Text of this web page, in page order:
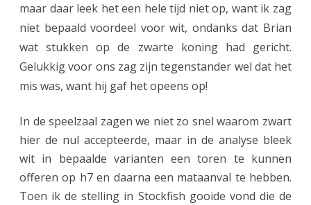
d
e
w
d
s
r
maar daar leek het een hele tijd niet op, want ik zag
niet bepaald voordeel voor wit, ondanks dat Brian
wat stukken op de zwarte koning had gericht.
Gelukkig voor ons zag zijn tegenstander wel dat het
mis was, want hij gaf het opeens op!
In de speelzaal zagen we niet zo snel waarom zwart
hier de nul accepteerde, maar in de analyse bleek
wit in bepaalde varianten een toren te kunnen
offeren op h7 en daarna een mataanval te hebben.
Toen ik de stelling in Stockfish gooide vond die de